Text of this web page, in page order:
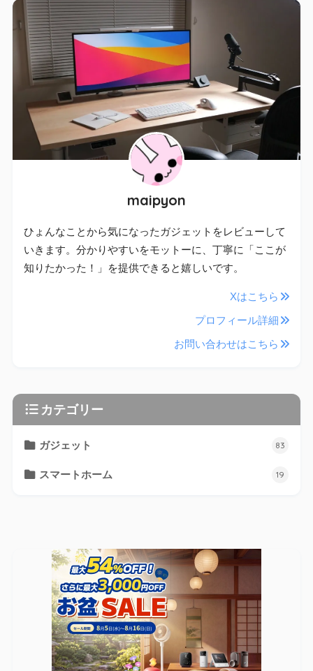
maipyon
ひょんなことから気になったガジェットをレビューして
いきます。分かりやすいをモットーに、丁寧に「ここが
知りたかった！」を提供できると嬉しいです。
Xはこちら
プロフィール詳細
お問い合わせはこちら
カテゴリー
ガジェット 83
スマートホーム 19